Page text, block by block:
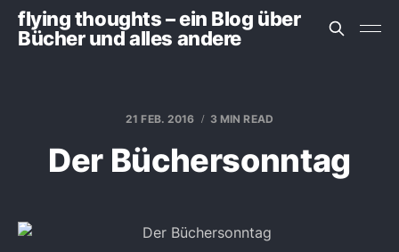
flying thoughts – ein Blog über
Bücher und alles andere
21 FEB. 2016 3 MIN READ
Der Büchersonntag